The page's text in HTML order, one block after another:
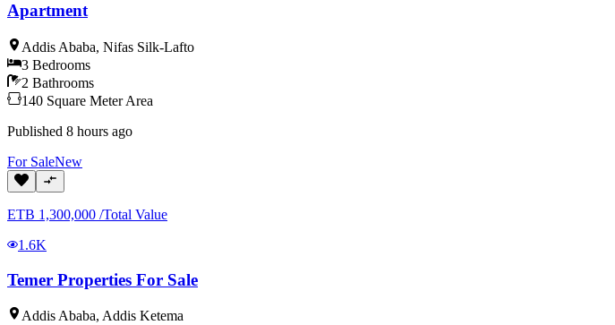
Apartment
Addis Ababa, Nifas Silk-Lafto
3 Bedrooms
2 Bathrooms
140 Square Meter Area
Published 8 hours ago
For SaleNew
ETB 1,300,000 /Total Value
1.6K
Temer Properties For Sale
Addis Ababa, Addis Ketema